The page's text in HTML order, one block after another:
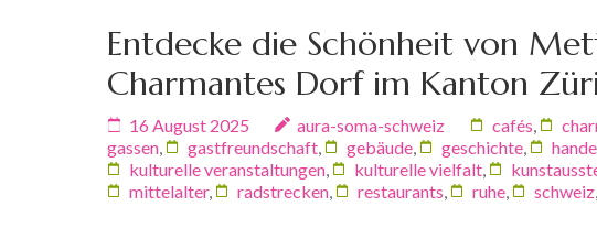
Entdecke die Schönheit von
Charmantes Dorf im Kanton
16 August 2025 aura-soma-schweiz cafés
gassen
gastfreundschaft gebäude geschichte
kulturelle veranstaltungen
kulturelle vielfalt
mittelalter, radstrecken restaurants ruhe schweiz